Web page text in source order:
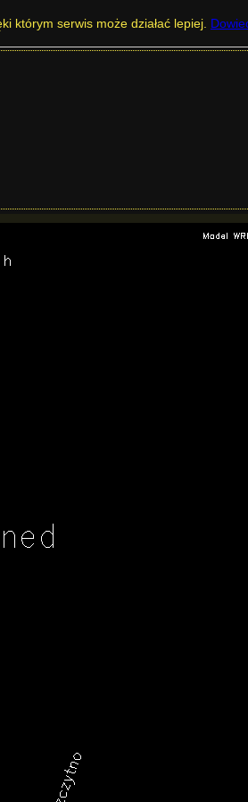
na południku 21 w % -
którym serwis może działać lepiej.